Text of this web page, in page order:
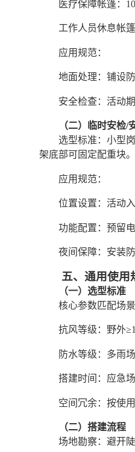
医疗保障帐篷：
工作人员休息帐
应用规范：
地面处理：铺设
安全检查：活动
（二）临时安检/
选型标准：小型
架底部可固定配重块。
应用规范：
位置设置：活动
功能配置：预留
夜间保障：安装
五、通用使用
（一）选型标准
核心参数匹配场景
抗风等级：野外
防水等级：多雨
搭建时间：应急
空间冗余：按使
（二）搭建流程
场地勘察：避开